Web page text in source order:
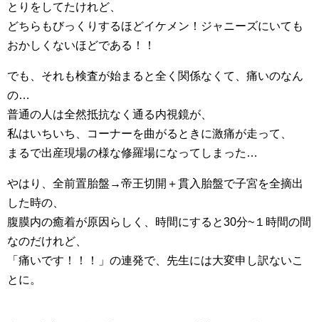
とりをしてたけれど、
どちらもびっくりするほどイケメン！ジャニーズにいても
おかしくないほどである！！
でも、それも検査が始まると全く関係なくて、痛いのなん
の…
普通の人は全然抵抗なく通る内視鏡が、
私はいちいち、コーナーを曲がるときに激痛が走って、
まるで出産現場の様な修羅場になってしまった…
やはり、全前置胎盤→帝王切開＋貫入胎盤で子宮を全摘出
した時の、
腹膜内の癒着が原因らしく、時間にすると30分~１時間の間
なのだけれど、
「痛いです！！！」の連発で、先生には大変申し訳ないこ
とに。